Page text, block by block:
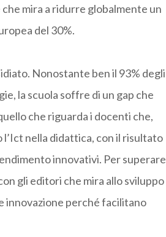
mira a ridurre globalmente un
del 30%.
Nonostante ben il 93% degli
la scuola soffre di un gap che
che riguarda i docenti che,
nella didattica, con il risultato
innovativi. Per superare
gli editori che mira allo sviluppo
innovazione perché facilitano